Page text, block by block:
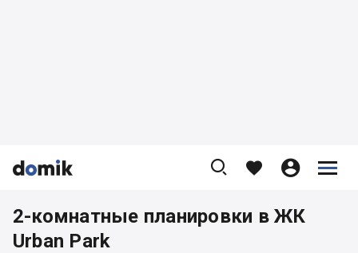


    


2-комнатные планировки в ЖК
Urban Park